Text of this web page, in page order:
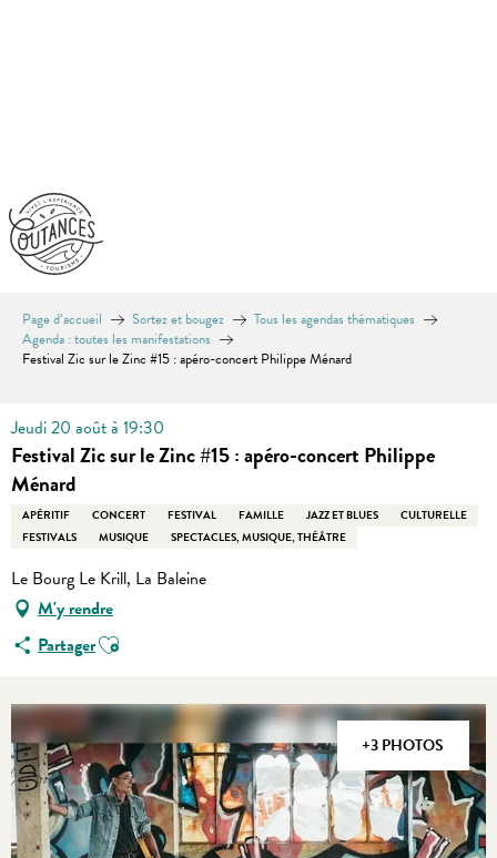
Page d’accueil Sortez et bougez
Tous les agendas thématiques
Agenda : toutes les manifestations
Festival Zic sur le Zinc #15 : apéro-concert Philippe Ménard
Jeudi 20 août à 19:30
Festival Zic sur le Zinc #15 : apéro-concert Philippe
Ménard
APÉRITIF CONCERT FESTIVAL FAMILLE JAZZ ET BLUES
CULTURELLE
FESTIVALS
MUSIQUE SPECTACLES, MUSIQUE, THÉÂTRE
Le Bourg Le Krill, La Baleine
M'y rendre
PartagerAjouter aux favoris
+3 PHOTOS